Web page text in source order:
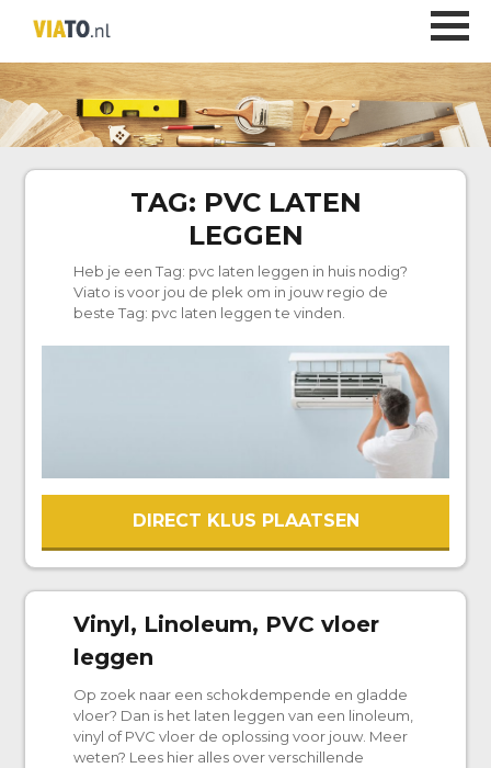
TAG: PVC LATEN
LEGGEN
Heb je een Tag: pvc laten leggen in huis nodig?
Viato is voor jou de plek om in jouw regio de
beste Tag: pvc laten leggen te vinden.
DIRECT KLUS PLAATSEN
Vinyl, Linoleum, PVC vloer
leggen
Op zoek naar een schokdempende en gladde
vloer? Dan is het laten leggen van een linoleum,
vinyl of PVC vloer de oplossing voor jouw. Meer
weten? Lees hier alles over verschillende